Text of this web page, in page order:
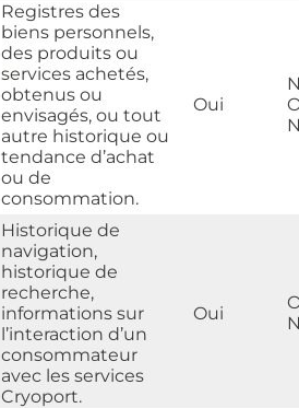
Registres des
biens personnels,
des produits ou
services achetés,
obtenus ou
envisagés, ou tout
autre historique ou
tendance d’achat
ou de
consommation.
Oui
Historique de
navigation,
historique de
recherche,
informations sur
l’interaction d’un
consommateur
avec les services
Cryoport.
Oui